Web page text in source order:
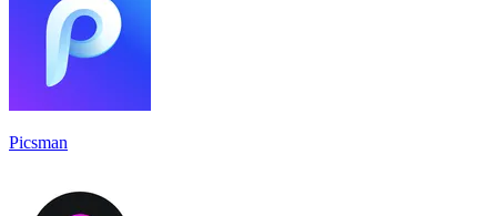
Picsman